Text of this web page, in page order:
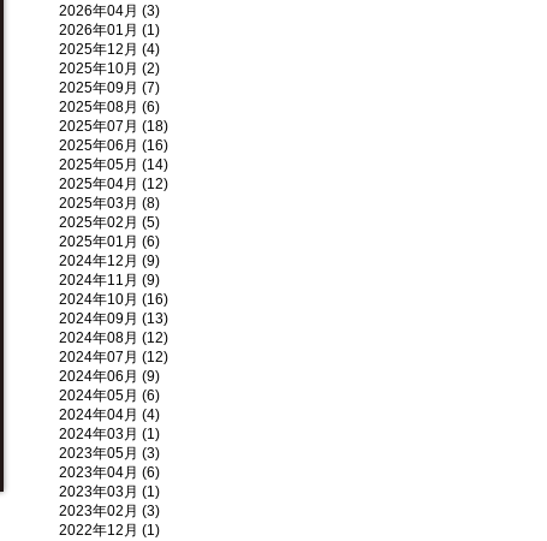
2026年04月 (3)
2026年01月 (1)
2025年12月 (4)
2025年10月 (2)
2025年09月 (7)
2025年08月 (6)
2025年07月 (18)
2025年06月 (16)
2025年05月 (14)
2025年04月 (12)
2025年03月 (8)
2025年02月 (5)
2025年01月 (6)
2024年12月 (9)
2024年11月 (9)
2024年10月 (16)
2024年09月 (13)
2024年08月 (12)
2024年07月 (12)
2024年06月 (9)
2024年05月 (6)
2024年04月 (4)
2024年03月 (1)
2023年05月 (3)
2023年04月 (6)
2023年03月 (1)
2023年02月 (3)
2022年12月 (1)